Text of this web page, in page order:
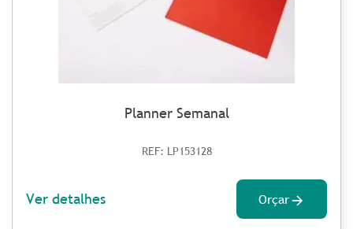
Planner Semanal
REF: LP153128
Ver detalhes Orçar